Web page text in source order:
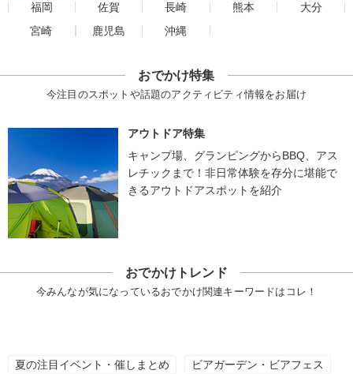
福岡
佐賀 長崎 熊本
大分
宮崎
鹿児島 沖縄
おでかけ特集
今注目のスポットや話題のアクティビティ情報をお届け
アウトドア特集
キャンプ場、グランピングからBBQ、アス
レチックまで！非日常体験を存分に堪能で
きるアウトドアスポットを紹介
おでかけトレンド
今みんなが気になっているおでかけ関連キーワードはコレ！
夏の注目イベント・催しまとめ ビアガーデン・ビアフェス